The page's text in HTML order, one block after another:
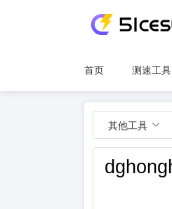
首页 测速工具
其他工具